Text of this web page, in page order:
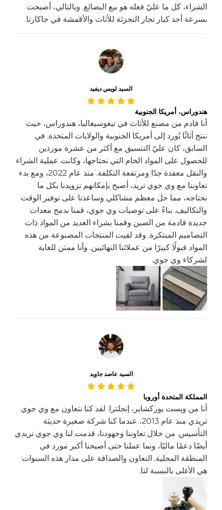
الشراء، كل ما عليّ فعله هو بيع البضائع. وبالتالي، أصبحت
بسرعة أحد كبار تجار التجزئة للأثاث والأقمشة في جاكارتا.
السيد لويس ديفيد
هندوراس، أمريكا الجنوبية
أنا قادم من مصنع للأثاث في تيغوسيغالبا، هندوراس، حيث
ننتج أثاثًا يُورد إلى أمريكا الجنوبية والولايات المتحدة. في
السابق، كان عليّ التنسيق مع أكثر من عشرة موردين
للحصول على المواد الخام التي نحتاجها، وكانت عملية الشراء
والنقل معقدة جدًا ومرتفعة التكلفة. منذ عام 2022، ومع بدء
تعاوننا مع وي جوي تريد، أصبح بإمكانهم تزويدنا بكل ما
نحتاجه، مما حل معظم مشاكلي وساعدنا على توفير الوقت
والتكاليف. بناءً على توصيات وي جوي، قمنا بدمج معدات
جديدة قادمة من الصين وقمنا بشراء العديد من المواد ذات
التصاميم المبتكرة. وقد لقيت المنتجات المصنوعة من هذه
المواد قبولًا كبيرًا من عملائنا النهائيين. وأنا ممتن للغاية
لشركاء وي جوي.
السيد عاصد جاويد
المملكة المتحدة أوروبا
أنا من ويست يوركشاير، إنجلترا. لقد كنا نتعاون مع وي جوي
تريدي منذ عام 2013، عندما كنا شركة صغيرة حديثة
التأسيس. من خلال تعاوننا وجهودنا، قدمت لنا وي جوي تريدي
أيضًا دعمًا ماليًا، ونما عملنا حتى أصبحنا أكبر مورد في
المنطقة المحلية. التعاون والصداقة على مدار هذه السنوات
هي الأغلى بالنسبة لنا.